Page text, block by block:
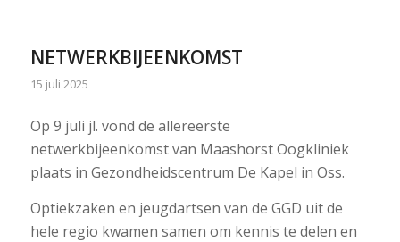
NETWERKBIJEENKOMST
15 juli 2025
Op 9 juli jl. vond de allereerste
netwerkbijeenkomst van Maashorst Oogkliniek
plaats in Gezondheidscentrum De Kapel in Oss.
Optiekzaken en jeugdartsen van de GGD uit de
hele regio kwamen samen om kennis te delen en